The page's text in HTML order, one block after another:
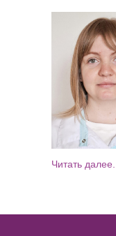
Читать далее...